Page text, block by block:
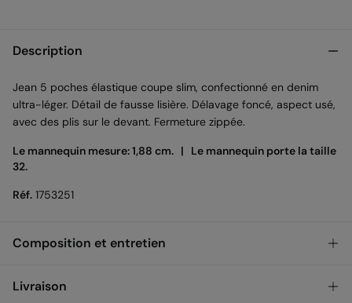
Description
Jean 5 poches élastique coupe slim, confectionné en denim
ultra-léger. Détail de fausse lisière. Délavage foncé, aspect usé,
avec des plis sur le devant. Fermeture zippée.
Le mannequin mesure: 1,88 cm. | Le mannequin porte la taille
32.
Réf. 1753251
Composition et entretien
Composition
Livraison